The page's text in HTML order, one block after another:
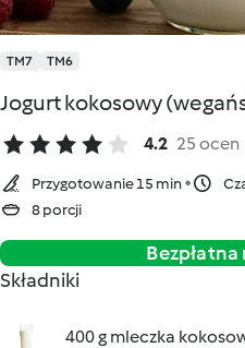
TM7 TM6
Jogurt kokosowy
4.2 25 ocen
Przygotowanie 15 min
8 porcji
Składniki
400 g mleczka